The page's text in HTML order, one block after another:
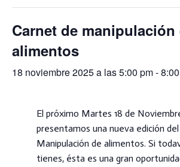
Carnet de manipulación
alimentos
18 noviembre 2025 a las 5:00 pm-
El próximo Martes 18 de
presentamos una nueva edición
Manipulación de alimentos. Si
tienes, ésta es una gran